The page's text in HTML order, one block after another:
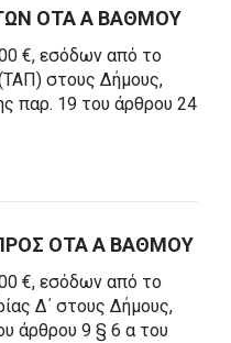
ΟΤΑ Α ΒΑΘΜΟΥ
€, εσόδων από το
στους Δήμους,
παρ. 19 του άρθρου 24
ΟΤΑ Α ΒΑΘΜΟΥ
€, εσόδων από το
Δ΄ στους Δήμους,
άρθρου 9 § 6 α του